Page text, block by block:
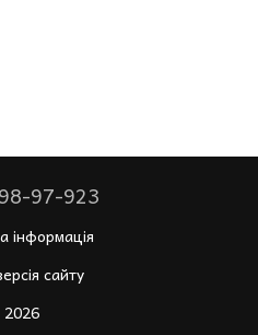
97-923
інформація
сайту